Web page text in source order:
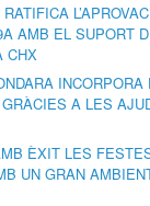
AMB EL SUPORT
CHX
A LES
ÈXIT LES
UN GRAN